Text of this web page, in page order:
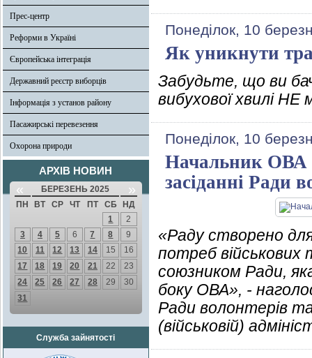
Прес-центр
Реформи в Україні
Європейська інтеграція
Державний реєстр виборців
Інформація з установ району
Пасажирські перевезення
Охорона природи
АРХІВ НОВИН
« БЕРЕЗЕНЬ 2025 »
ПН ВТ СР ЧТ ПТ СБ
НД
1
2
3
4 5 6 7 8
9
10
11 12 13 14 15
16
17
18 19 20 21 22
23
24
25 26 27 28 29
30
31
Служба зайнятості
Понеділок, 10
Як уникнути
Забудьте, що ви
вибухової хвилі
Понеділок, 10
Начальник ОВА
засіданні Ради
«Раду створено для
потреб військових
союзником Ради,
боку ОВА», -
Ради волонтерів та
(військовій)